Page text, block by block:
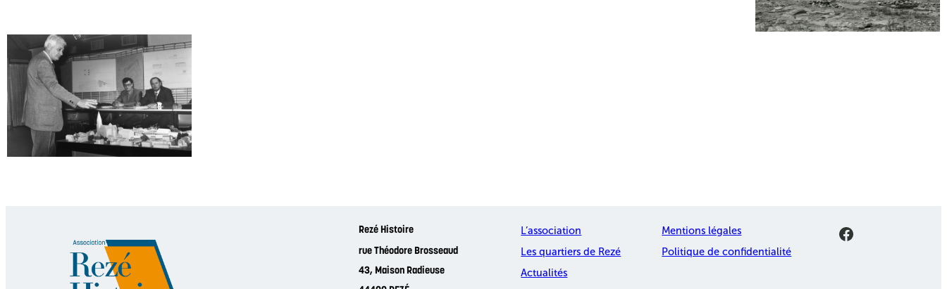
Rezé Histoire
rue Théodore Brosseaud
43, Maison Radieuse
L’association
Les quartiers de Rezé
Actualités
Mentions légales
Politique de confidentialité
Facebook